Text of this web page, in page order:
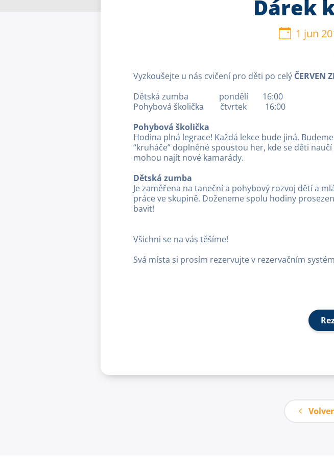
Dárek
1 jun
Vyzkoušejte u nás cvičení pro děti po celý ČERVEN
Dětská zumba pondělí 16:00
Pohybová školička čtvrtek 16:00
Pohybová školička
Hodina plná legrace! Každá lekce bude jiná.
“kruháče” doplněné spoustou her, kde se děti
mohou najít nové kamarády.
Dětská zumba
Je zaměřena na taneční a pohybový rozvoj dětí a
práce ve skupině. Doženeme spolu hodiny
bavit!
Všichni se na vás těšíme!
Svá místa si prosím rezervujte v rezervačním